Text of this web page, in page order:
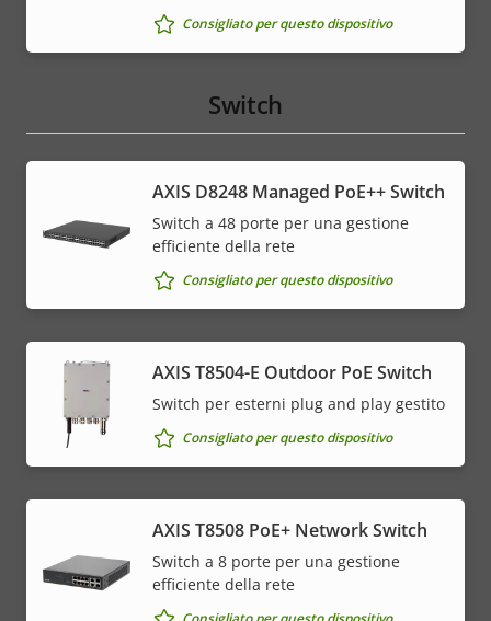
Consigliato per questo dispositivo
Switch
AXIS D8248 Managed PoE++ Switch
Switch a 48 porte per una gestione
efficiente della rete
Consigliato per questo dispositivo
AXIS T8504-E Outdoor PoE Switch
Switch per esterni plug and play gestito
Consigliato per questo dispositivo
AXIS T8508 PoE+ Network Switch
Switch a 8 porte per una gestione
efficiente della rete